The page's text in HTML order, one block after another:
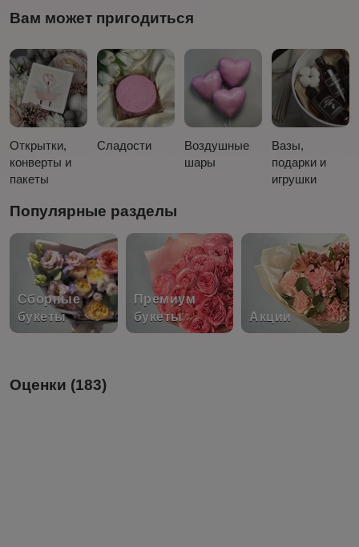
Вам может пригодиться
Открытки,
конверты и
пакеты
Сладости
Воздушные
шары
Вазы,
подарки и
игрушки
Популярные разделы
Сборные
букеты
Премиум
букеты
Акции
Оценки (183)